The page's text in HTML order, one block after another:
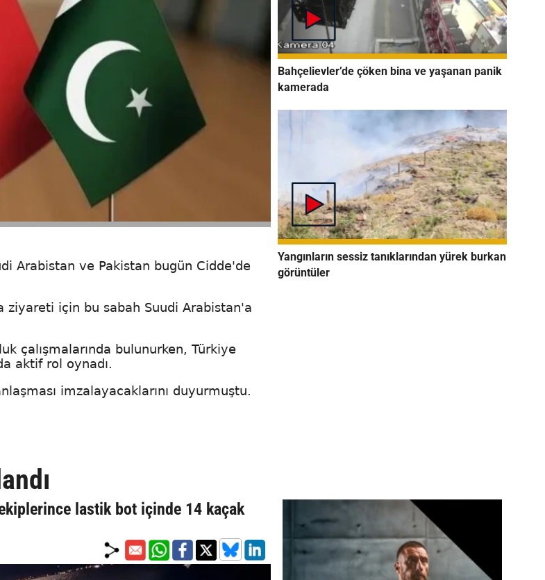
Arabistan ve Pakistan bugün Cidde'de
ziyareti için bu sabah Suudi Arabistan'a
çalışmalarında bulunurken, Türkiye
aktif rol oynadı.
imzalayacaklarını duyurmuştu.
lastik bot içinde 14 kaçak
Bahçelievler’de çöken bina ve yaşanan panik
kamerada
Yangınların sessiz tanıklarından yürek burkan
görüntüler